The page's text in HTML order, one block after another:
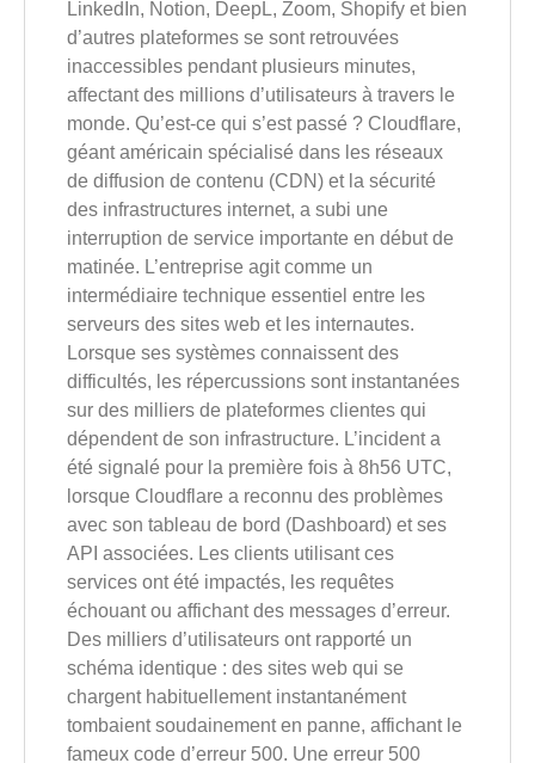
LinkedIn, Notion, DeepL, Zoom, Shopify et bien
d’autres plateformes se sont retrouvées
inaccessibles pendant plusieurs minutes,
affectant des millions d’utilisateurs à travers le
monde. Qu’est-ce qui s’est passé ? Cloudflare,
géant américain spécialisé dans les réseaux
de diffusion de contenu (CDN) et la sécurité
des infrastructures internet, a subi une
interruption de service importante en début de
matinée. L’entreprise agit comme un
intermédiaire technique essentiel entre les
serveurs des sites web et les internautes.
Lorsque ses systèmes connaissent des
difficultés, les répercussions sont instantanées
sur des milliers de plateformes clientes qui
dépendent de son infrastructure. L’incident a
été signalé pour la première fois à 8h56 UTC,
lorsque Cloudflare a reconnu des problèmes
avec son tableau de bord (Dashboard) et ses
API associées. Les clients utilisant ces
services ont été impactés, les requêtes
échouant ou affichant des messages d’erreur.
Des milliers d’utilisateurs ont rapporté un
schéma identique : des sites web qui se
chargent habituellement instantanément
tombaient soudainement en panne, affichant le
fameux code d’erreur 500. Une erreur 500